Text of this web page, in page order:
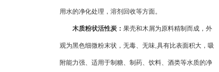
用水的净化处理，溶剂回收等方面。
木质粉状活性炭： 果壳和木屑为原料精制而成，外
观为黑色细微粉末状，无毒、无味,具有比表面积大，吸
附能力强、适用于制糖、制药、饮料、酒类等水质的净